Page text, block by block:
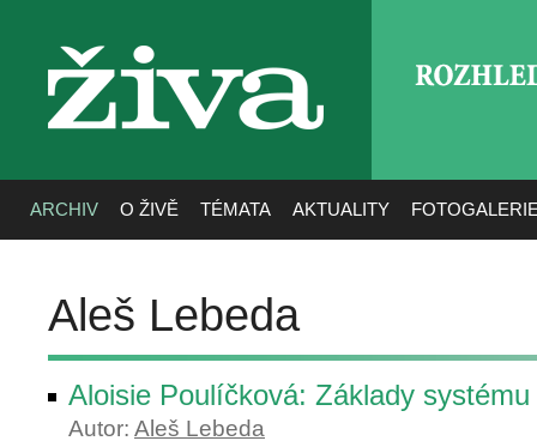
živa
ARCHIV O ŽIVĚ TÉMATA AKTUALITY
Aleš Lebeda
Aloisie Poulíčková: Základy
Autor: Aleš Lebeda